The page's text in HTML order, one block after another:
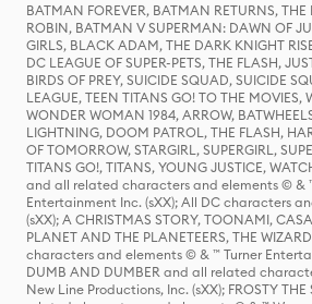
BATMAN FOREVER, BATMAN RETURNS,
ROBIN, BATMAN V SUPERMAN: DAWN OF
GIRLS, BLACK ADAM, THE DARK KNIGHT
DC LEAGUE OF SUPER-PETS, THE FLASH,
BIRDS OF PREY, SUICIDE SQUAD, SUICIDE
LEAGUE, TEEN TITANS GO! TO THE
WONDER WOMAN 1984, ARROW,
LIGHTNING, DOOM PATROL, THE FLASH,
OF TOMORROW, STARGIRL, SUPERGIRL,
TITANS GO!, TITANS, YOUNG JUSTICE,
and all related characters and elements © &
Entertainment Inc. (sXX); All DC characters
(sXX); A CHRISTMAS STORY, TOONAMI,
PLANET AND THE PLANETEERS, THE
characters and elements © & ™ Turner
DUMB AND DUMBER and all related
New Line Productions, Inc. (sXX); FROSTY